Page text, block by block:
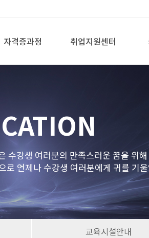
자격증과정 취업지원센터
수강생 여러분의 만족스러운 꿈을 위해
로 언제나 수강생 여러분에게 귀를 기
교육시설안내